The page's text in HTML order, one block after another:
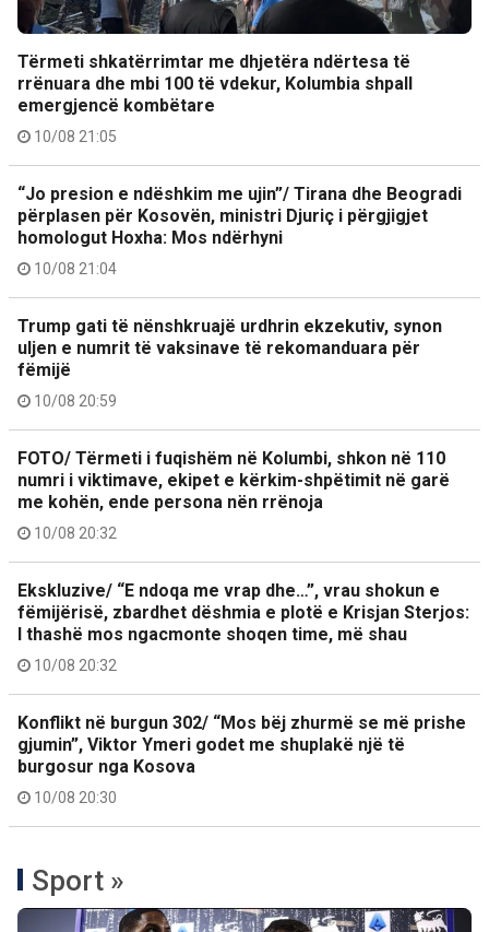
Tërmeti shkatërrimtar me dhjetëra ndërtesa të
rrënuara dhe mbi 100 të vdekur, Kolumbia shpall
emergjencë kombëtare
10/08 21:05
“Jo presion e ndëshkim me ujin”/ Tirana dhe Beogradi
përplasen për Kosovën, ministri Djuriç i përgjigjet
homologut Hoxha: Mos ndërhyni
10/08 21:04
Trump gati të nënshkruajë urdhrin ekzekutiv, synon
uljen e numrit të vaksinave të rekomanduara për
fëmijë
10/08 20:59
FOTO/ Tërmeti i fuqishëm në Kolumbi, shkon në 110
numri i viktimave, ekipet e kërkim-shpëtimit në garë
me kohën, ende persona nën rrënoja
10/08 20:32
Ekskluzive/ “E ndoqa me vrap dhe…”, vrau shokun e
fëmijërisë, zbardhet dëshmia e plotë e Krisjan Sterjos:
I thashë mos ngacmonte shoqen time, më shau
10/08 20:32
Konflikt në burgun 302/ “Mos bëj zhurmë se më prishe
gjumin”, Viktor Ymeri godet me shuplakë një të
burgosur nga Kosova
10/08 20:30
Sport »